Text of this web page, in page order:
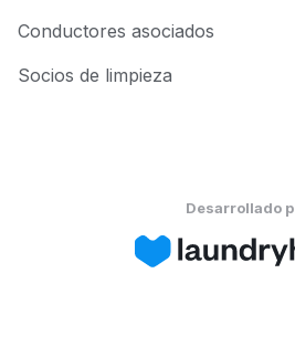
Conductores asociados
Socios de limpieza
Desarrollado